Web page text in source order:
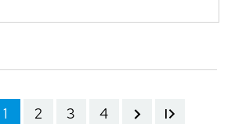
1 2 3 4